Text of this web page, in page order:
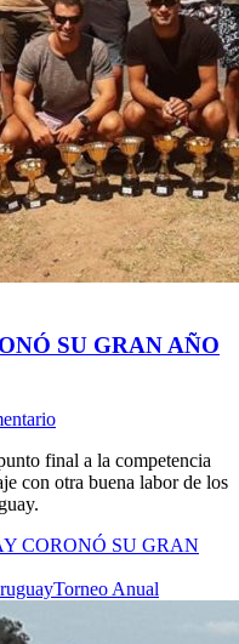
SU GRAN AÑO
final a la competencia
con otra buena labor de los
CORONÓ SU GRAN
Torneo Anual